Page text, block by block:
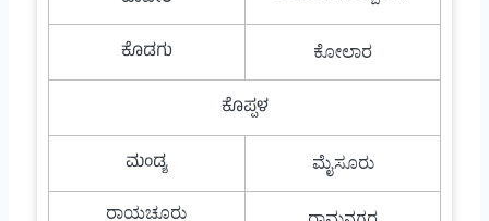
ಕೊಡಗು ಕೋಲಾರ
ಕೊಪ್ಪಳ
ಮಂಡ್ಯ
ಮೈಸೂರು
ರಾಯಚೂರು